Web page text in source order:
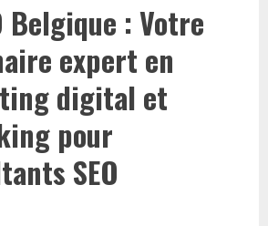
Belgique : Votre
expert en
digital et
pour
SEO